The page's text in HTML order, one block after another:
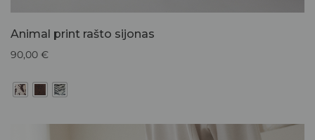
Animal print rašto sijonas
90,00 €